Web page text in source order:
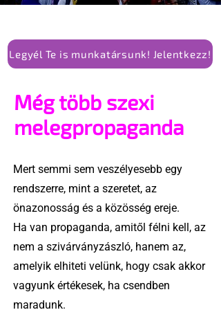
Legyél Te is munkatársunk! Jelentkezz!
Még több szexi
melegpropaganda
Mert semmi sem veszélyesebb egy
rendszerre, mint a szeretet, az
önazonosság és a közösség ereje.
Ha van propaganda, amitől félni kell, az
nem a szivárványzászló, hanem az,
amelyik elhiteti velünk, hogy csak akkor
vagyunk értékesek, ha csendben
maradunk.